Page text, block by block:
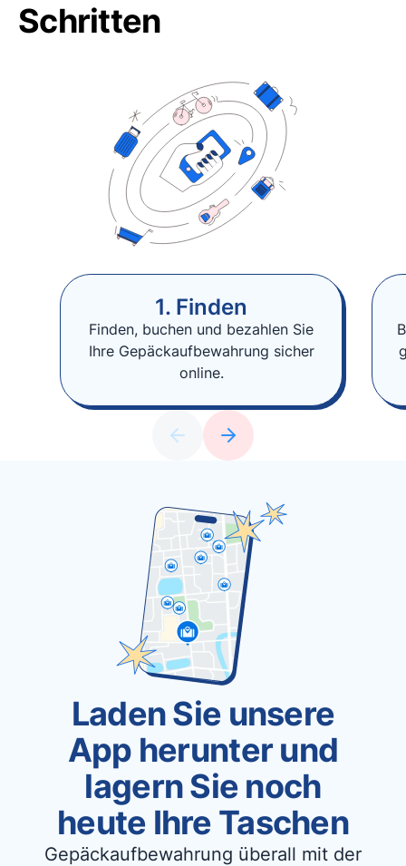
Schritten
1. Finden
Finden, buchen und bezahlen Sie
Ihre Gepäckaufbewahrung sicher
online.
Laden Sie unsere
App herunter und
lagern Sie noch
heute Ihre Taschen
Gepäckaufbewahrung überall mit der